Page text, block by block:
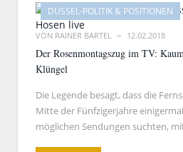
DÜSSEL-POLITIK & POSITIONEN
VON RAINER BARTEL 12.02.2018
Der Rosenmontagszug im TV:
Klüngel
Die Legende besagt, dass die
Mitte der Fünfzigerjahre
möglichen Sendungen suchten,